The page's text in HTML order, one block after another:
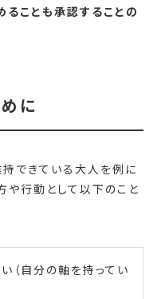
ることも承認することの
に
できている大人を例に
や行動として以下のこと
（自分の軸を持ってい